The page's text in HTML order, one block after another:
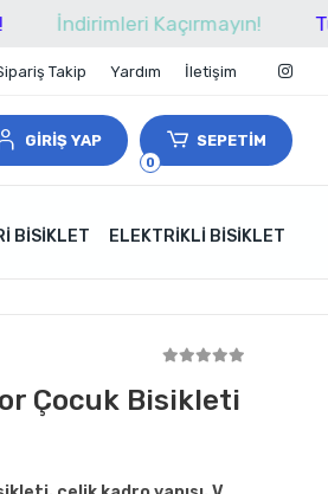
Kaçırmayın! Tüm
Takip Yardım İletişim
GİRİŞ YAP
0
SEPETİM
BISIKLET ELEKTRIKLI BISIKLET
Çocuk Bisikleti